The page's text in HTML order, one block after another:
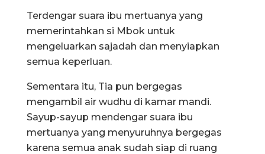
Terdengar suara ibu mertuanya yang
memerintahkan si Mbok untuk
mengeluarkan sajadah dan menyiapkan
semua keperluan.
Sementara itu, Tia pun bergegas
mengambil air wudhu di kamar mandi.
Sayup-sayup mendengar suara ibu
mertuanya yang menyuruhnya bergegas
karena semua anak sudah siap di ruang